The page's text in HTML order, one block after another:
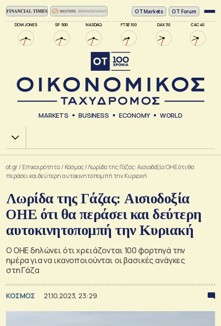
DOW JONES SP 500 NASDAQ FTSE 100 DAX 30 CAC 40
ΟΤ Markets OT Forum
MARKETS BUSINESS ECONOMY WORLD
Χ.Α.
ot.gr/ Επικαιρότητα / Κόσμος/Λωρίδα της Γάζας: Αισιοδοξία ΟΗΕ ότι θα
περάσει και δεύτερη αυτοκινητοπομπή την Κυριακή
Λωρίδα της Γάζας: Αισιοδοξία
ΟΗΕ ότι θα περάσει και δεύτερη
αυτοκινητοπομπή την Κυριακή
Ο ΟΗΕ δηλώνει ότι χρειάζονται 100 φορτηγά την
ημέρα για να ικανοποιούνται οι βασικές ανάγκες
στη Γάζα
ΚΟΣΜΟΣ 21.10.2023, 23:29